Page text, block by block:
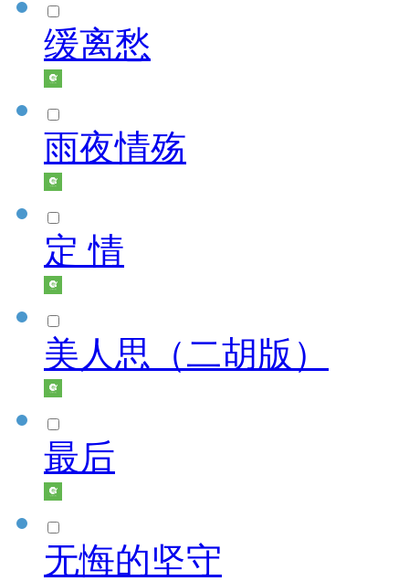
缓离愁
雨夜情殇
定 情
美人思（二胡版）
最后
无悔的坚守